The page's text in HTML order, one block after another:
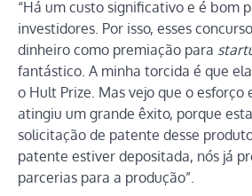
“Há um custo significativo e é bom
investidores. Por isso, esses
dinheiro como premiação para
fantástico. A minha torcida é que
o Hult Prize. Mas vejo que o esforço
atingiu um grande êxito, porque
solicitação de patente desse
patente estiver depositada, nós já
parcerias para a produção”.